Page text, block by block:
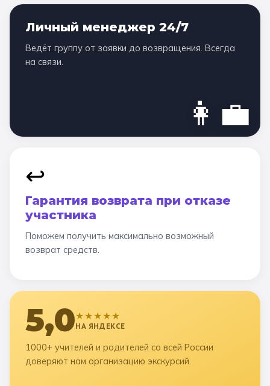
Личный менеджер 24/7
Ведёт группу от заявки до возвращения. Всегда
на связи.
👩‍💼
↩️
Гарантия возврата при отказе
участника
Поможем получить максимально возможный
возврат средств.
5,0★★★★★
НА ЯНДЕКСЕ
1000+ учителей и родителей со всей России
доверяют нам организацию экскурсий.